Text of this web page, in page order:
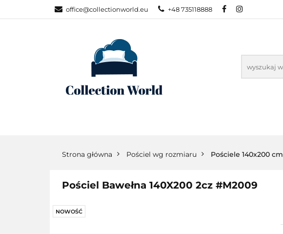
office@collectionworld.eu +48 735118888
KATEGORIE NOWOŚCI
Strona główna Pościel wg rozmiaru Pościele 140x200 cm
Pościel Bawełna 140X200 2cz #M2009
NOWOŚĆ